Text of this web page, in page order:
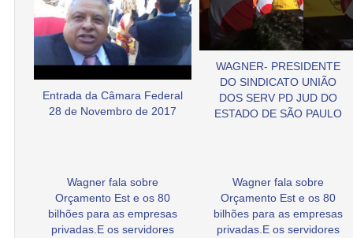
Entrada da Câmara Federal
28 de Novembro de 2017
WAGNER- PRESIDENTE
DO SINDICATO UNIÃO
DOS SERV PD JUD DO
ESTADO DE SÃO PAULO
Wagner fala sobre
Orçamento Est e os 80
bilhões para as empresas
privadas.E os servidores
Wagner fala sobre
Orçamento Est e os 80
bilhões para as empresas
privadas.E os servidores